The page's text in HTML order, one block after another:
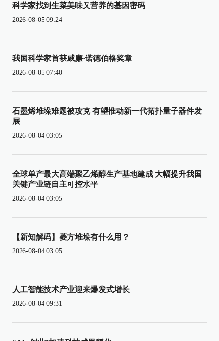
科学家找到生菜美味又营养的基因密码
2026-08-05 09:24
我国科学家首获威廉·诺德伯格奖章
2026-08-05 07:40
石墨烯堆垛难题被攻克 有望推动新一代拓扑量子器件发
展
2026-08-04 03:05
全球单产最大高端聚乙烯醇生产基地建成 大幅提升我国
关键产业链自主可控水平
2026-08-04 03:05
【新知解码】菱方堆垛有什么用？
2026-08-04 03:05
人工智能技术产业迎来爆发式增长
2026-08-04 09:31